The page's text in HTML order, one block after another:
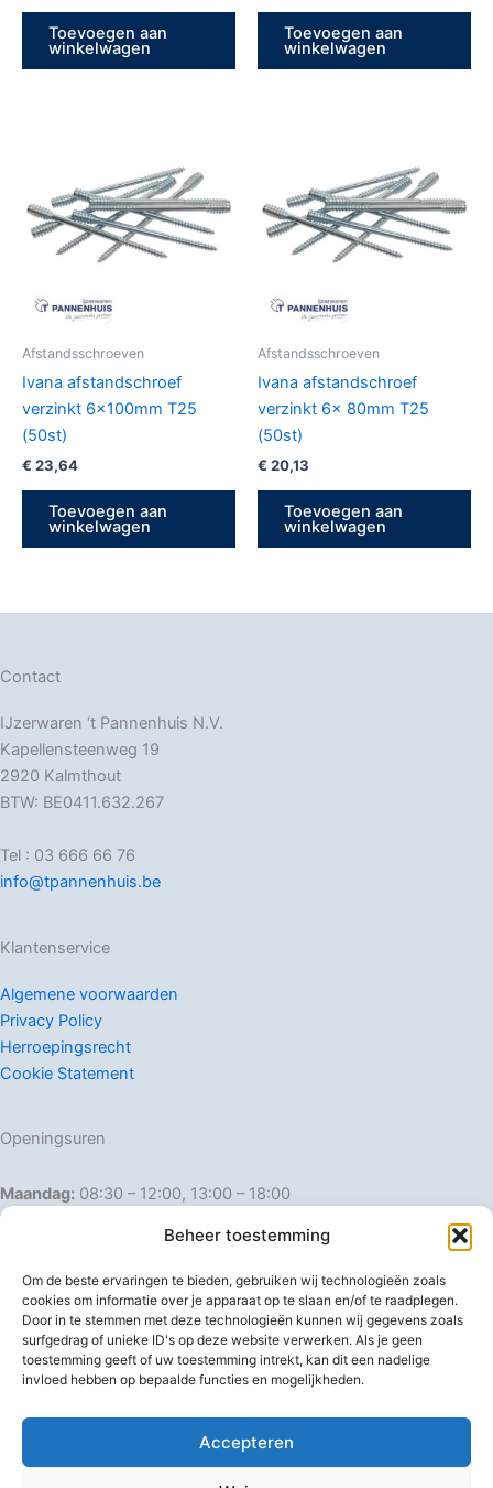
Beheer toestemming
Om de beste ervaringen te bieden, gebruiken wij technologieën zoals
cookies om informatie over je apparaat op te slaan en/of te raadplegen.
Door in te stemmen met deze technologieën kunnen wij gegevens zoals
surfgedrag of unieke ID's op deze website verwerken. Als je geen
toestemming geeft of uw toestemming intrekt, kan dit een nadelige
invloed hebben op bepaalde functies en mogelijkheden.
Accepteren
Toevoegen aan
winkelwagen
Toevoegen aan
winkelwagen
Afstandsschroeven
Ivana afstandschroef
verzinkt 6x100mm T25
(50st)
€ 23,64
Toevoegen aan
winkelwagen
Afstandsschroeven
Ivana afstandschroef
verzinkt 6x 80mm T25
(50st)
€ 20,13
Toevoegen aan
winkelwagen
Contact
IJzerwaren ‘t Pannenhuis N.V.
Kapellensteenweg 19
2920 Kalmthout
BTW: BE0411.632.267
Tel : 03 666 66 76
info@tpannenhuis.be
Klantenservice
Algemene voorwaarden
Privacy Policy
Herroepingsrecht
Cookie Statement
Openingsuren
Maandag: 08:30 – 12:00, 13:00 – 18:00
Dinsdag:
08:30 – 12:00, 13:00 – 18:00
Donderdag: 08:30 – 12:00, 13:00 – 18:00
Vrijdag: 08:30 – 12:00, 13:00 – 18:00
Zaterdag: 08:30 – 16:00
Zondag: Gesloten